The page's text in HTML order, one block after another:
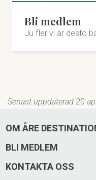
Bli medlem
Ju fler vi är desto
Senast uppdaterad 20
OM ÅRE
BLI MEDLEM
KONTAKTA OSS